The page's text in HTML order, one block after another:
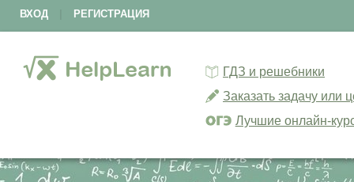
ВХОД РЕГИСТРАЦИЯ
ГДЗ и решебники
Заказать задачу или
Лучшие онлайн-